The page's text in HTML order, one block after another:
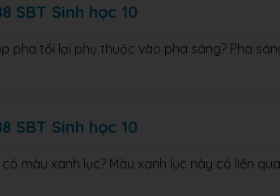
SBT Sinh học 10
pha tối lại phụ thuộc vào pha sáng? Pha
SBT Sinh học 10
màu xanh lục? Màu xanh lục này có liên